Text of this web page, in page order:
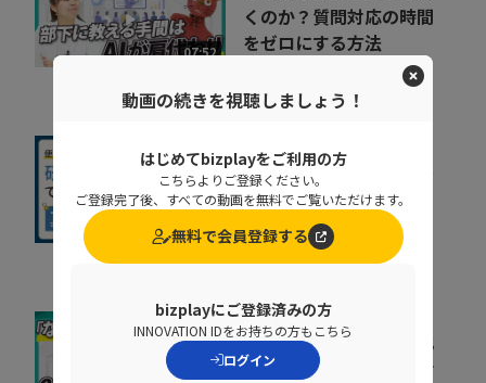
07:52
くのか？質問対応の時間
をゼロにする方法
NDIソリューションズ株式会社
09:34
社内に蔓延していた「便
利な録画」の落とし穴。
正しい活用術とは
NDIソリューションズ株式会社
会社の電話をクラウド化
するメリットとは？電話
動画の続きを視聴しましょう！
はじめてbizplayをご利用の方
こちらよりご登録ください。
ご登録完了後、すべての動画を無料でご覧いただけます。
無料で会員登録する
bizplayにご登録済みの方
INNOVATION IDをお持ちの方もこちら
ログイン